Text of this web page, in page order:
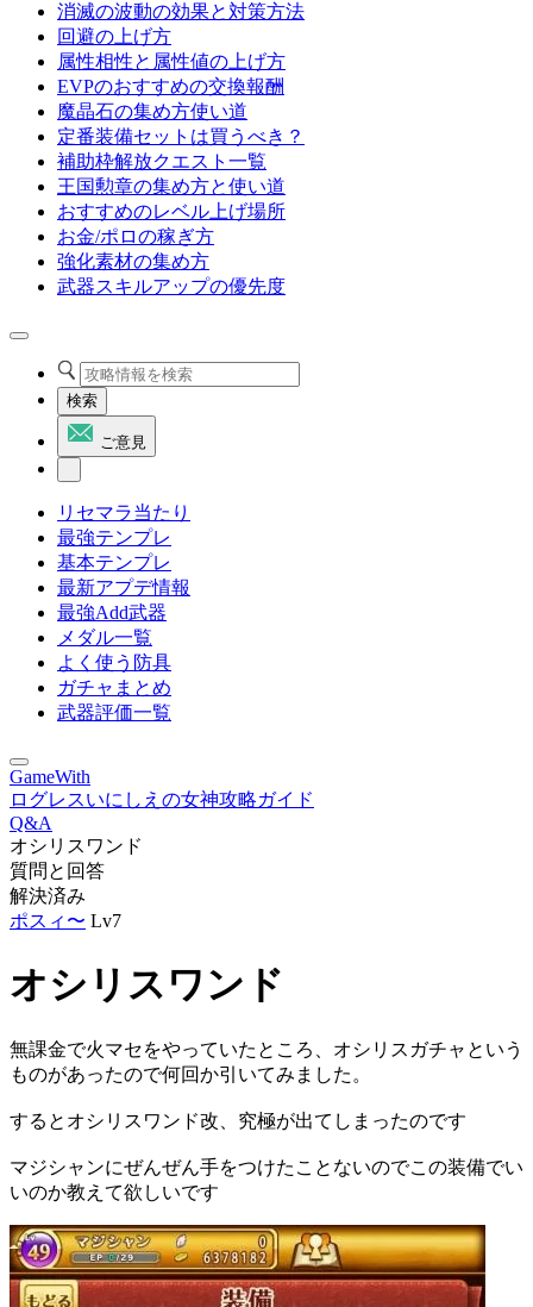
消滅の波動の効果と対策方法
回避の上げ方
属性相性と属性値の上げ方
EVPのおすすめの交換報酬
魔晶石の集め方使い道
定番装備セットは買うべき？
補助枠解放クエスト一覧
王国勲章の集め方と使い道
おすすめのレベル上げ場所
お金/ポロの稼ぎ方
強化素材の集め方
武器スキルアップの優先度
検索
ご意見
リセマラ当たり
最強テンプレ
基本テンプレ
最新アプデ情報
最強Add武器
メダル一覧
よく使う防具
ガチャまとめ
武器評価一覧
GameWith
ログレスいにしえの女神攻略ガイド
Q&A
オシリスワンド
質問と回答
解決済み
ポスィ〜 Lv7
オシリスワンド
無課金で火マセをやっていたところ、オシリスガチャという
ものがあったので何回か引いてみました。
するとオシリスワンド改、究極が出てしまったのです
マジシャンにぜんぜん手をつけたことないのでこの装備でい
いのか教えて欲しいです